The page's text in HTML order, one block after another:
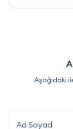
Aşağıdaki